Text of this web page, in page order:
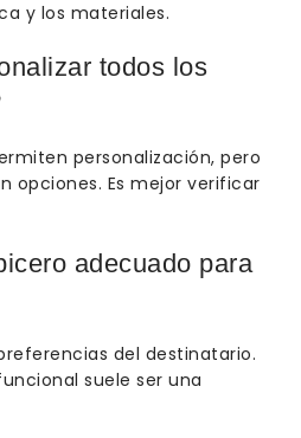
y los materiales.
todos los
personalización, pero
opciones. Es mejor verificar
adecuado para
del destinatario.
suele ser una